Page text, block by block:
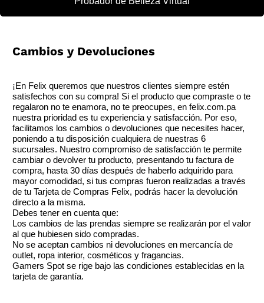
Cambios y Devoluciones
¡En Felix queremos que nuestros clientes siempre estén
satisfechos con su compra! Si el producto que compraste o te
regalaron no te enamora, no te preocupes, en felix.com.pa
nuestra prioridad es tu experiencia y satisfacción. Por eso,
facilitamos los cambios o devoluciones que necesites hacer,
poniendo a tu disposición cualquiera de nuestras 6
sucursales. Nuestro compromiso de satisfacción te permite
cambiar o devolver tu producto, presentando tu factura de
compra, hasta 30 días después de haberlo adquirido para
mayor comodidad, si tus compras fueron realizadas a través
de tu Tarjeta de Compras Felix, podrás hacer la devolución
directo a la misma.
Debes tener en cuenta que:
Los cambios de las prendas siempre se realizarán por el valor
al que hubiesen sido compradas.
No se aceptan cambios ni devoluciones en mercancía de
outlet, ropa interior, cosméticos y fragancias.
Gamers Spot se rige bajo las condiciones establecidas en la
tarjeta de garantía.